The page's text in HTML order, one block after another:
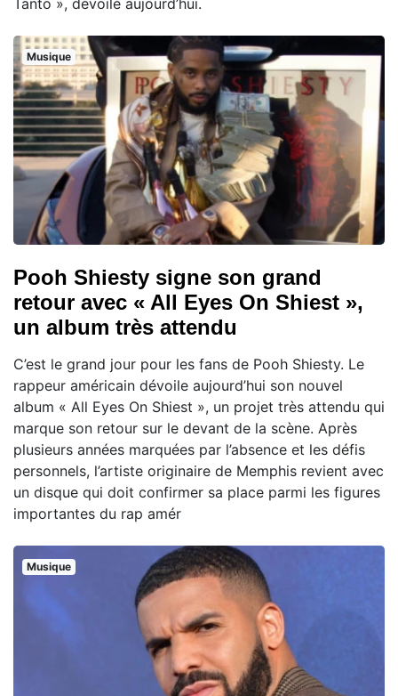
Tanto », dévoilé aujourd’hui.
Musique
Pooh Shiesty signe son grand
retour avec « All Eyes On Shiest »,
un album très attendu
C’est le grand jour pour les fans de Pooh Shiesty. Le
rappeur américain dévoile aujourd’hui son nouvel
album « All Eyes On Shiest », un projet très attendu qui
marque son retour sur le devant de la scène. Après
plusieurs années marquées par l’absence et les défis
personnels, l’artiste originaire de Memphis revient avec
un disque qui doit confirmer sa place parmi les figures
importantes du rap amér
Musique